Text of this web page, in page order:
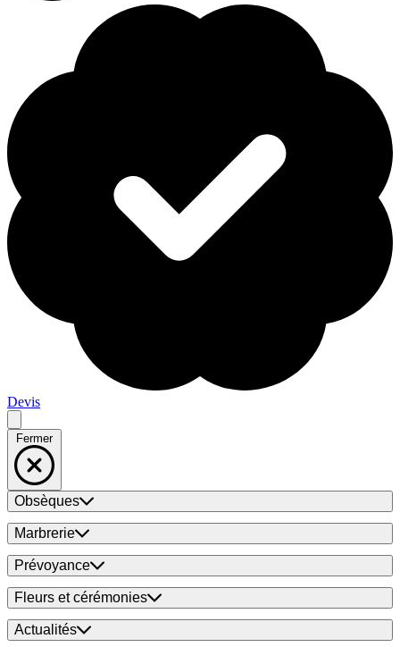
Devis
Fermer
Obsèques
Marbrerie
Prévoyance
Fleurs et cérémonies
Actualités